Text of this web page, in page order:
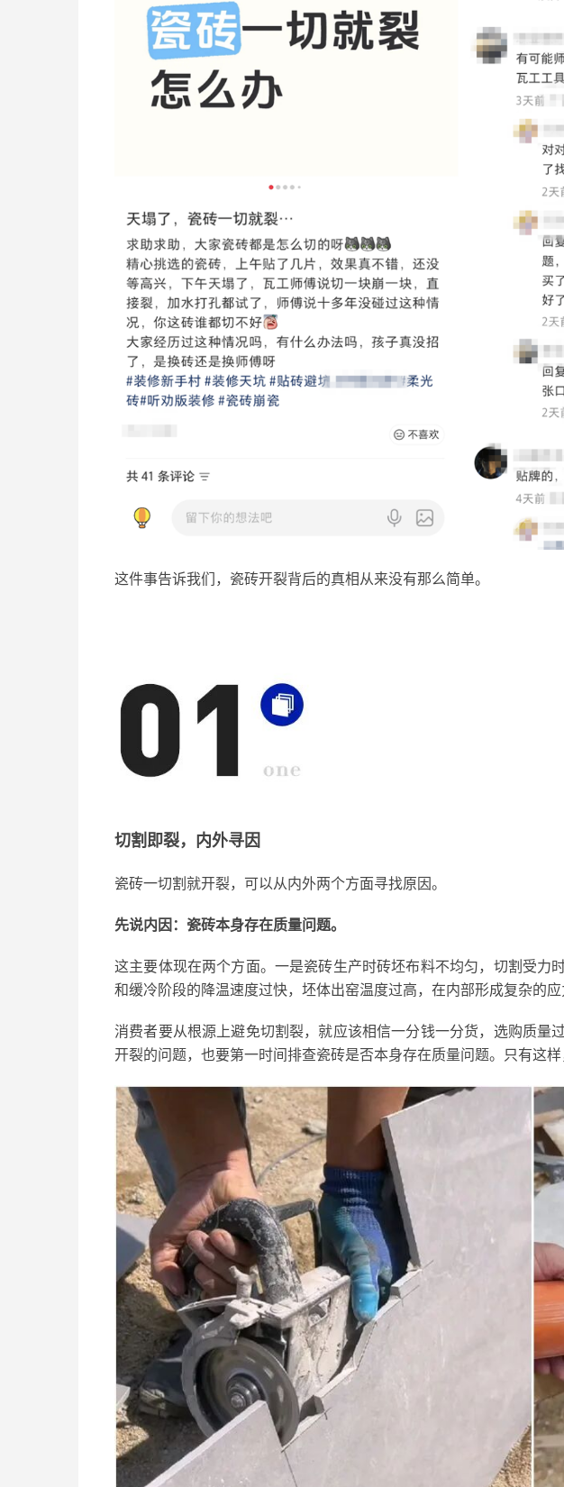
这件事告诉我们 ， 瓷砖开裂背后的真相从来没有那么简单。
切割即裂，内外寻因
瓷砖一切割 就开裂， 可以从内外两个方面寻找原因。
先说内因：瓷砖本身存在质量问题。
这主要体现在两个方面。一是瓷砖生产时砖坯布料不均匀，切割受力
和缓冷阶段的降温速度过快，坯体出窑温度过高，在内部形成复杂的应
消费者要从根源上避免切割裂，就应该相信一分钱一分货，选购质量
开裂的问题，也要第一时间排查瓷砖是否本身存在质量问题。只有这样